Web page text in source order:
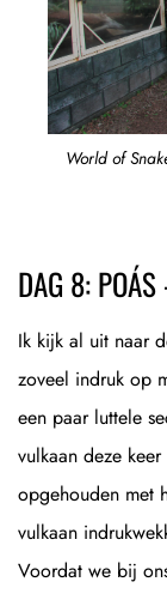
World of
DAG 8:
Ik kijk al uit naar
zoveel indruk op
een paar luttele
vulkaan deze
opgehouden met
vulkaan
Voordat we bij